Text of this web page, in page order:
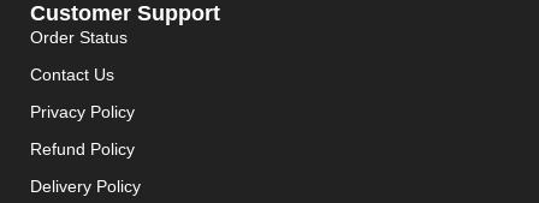
Customer Support
Order Status
Contact Us
Privacy Policy
Refund Policy
Delivery Policy